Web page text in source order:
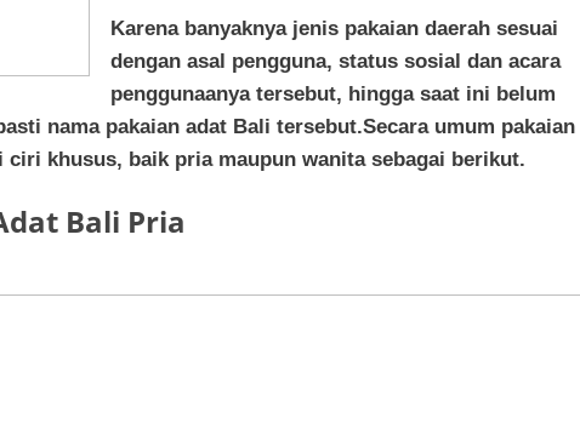
Karena banyaknya jenis pakaian daerah sesuai
dengan asal pengguna, status sosial dan acara
penggunaanya tersebut, hingga saat ini belum
nama pakaian adat Bali tersebut.Secara umum pakaian
khusus, baik pria maupun wanita sebagai berikut.
Bali Pria